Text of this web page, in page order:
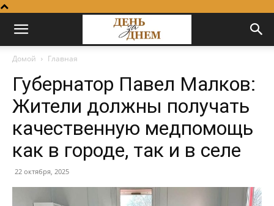
Домой Главная
Губернатор Павел Малков:
Жители должны получать
качественную медпомощь
как в городе, так и в селе
22 октября, 2025